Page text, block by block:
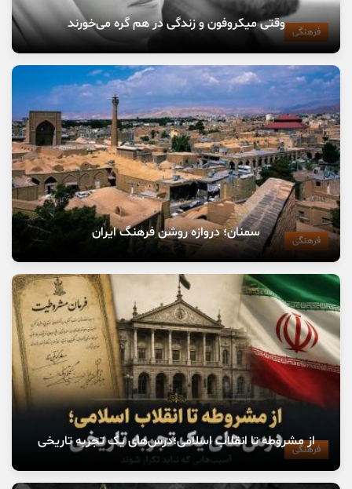
فرهنگی وقتی میکروفون و زندگی در هم گره می‌خورند
فرهنگی سمنان؛ دروازه روشن فرهنگ ایران
فرهنگی
از مشروطه تا انقلاب اسلامی؛درس‌های یک تجربه تاریخی